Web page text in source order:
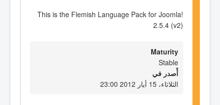
This is the Flemish Language Pack for Joomla!
2.5.4 (v2)
Maturity
Stable
أٌصدر في
الثلاثاء، 15 أيار 2012 23:00